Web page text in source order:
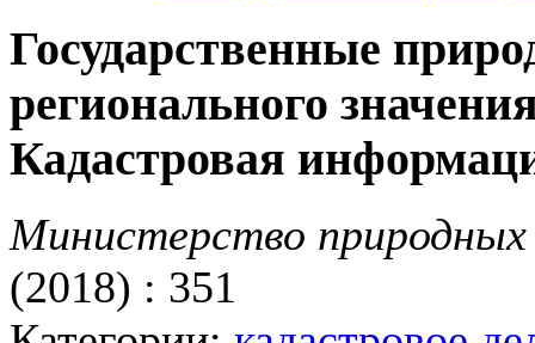
Государственные
регионального
Кадастровая
Министерство природных
(2018) : 351